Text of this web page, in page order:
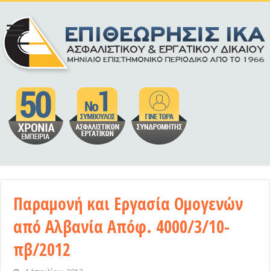
Παραμονή και Εργασία Ομογενών
από Αλβανία Απόφ. 4000/3/10-
πβ/2012